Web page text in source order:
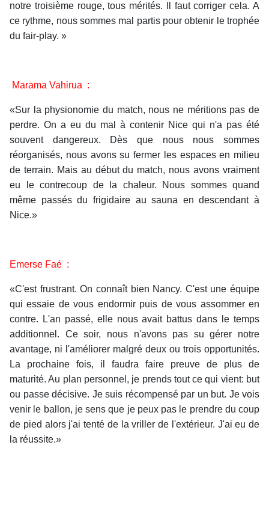
notre troisième rouge, tous mérités. Il faut corriger cela. A
ce rythme, nous sommes mal partis pour obtenir le trophée
du fair-play. »
Marama Vahirua :
«Sur la physionomie du match, nous ne méritions pas de
perdre. On a eu du mal à contenir Nice qui n'a pas été
souvent dangereux. Dès que nous nous sommes
réorganisés, nous avons su fermer les espaces en milieu
de terrain. Mais au début du match, nous avons vraiment
eu le contrecoup de la chaleur. Nous sommes quand
même passés du frigidaire au sauna en descendant à
Nice.»
Emerse Faé :
«C'est frustrant. On connaît bien Nancy. C'est une équipe
qui essaie de vous endormir puis de vous assommer en
contre. L'an passé, elle nous avait battus dans le temps
additionnel. Ce soir, nous n'avons pas su gérer notre
avantage, ni l'améliorer malgré deux ou trois opportunités.
La prochaine fois, il faudra faire preuve de plus de
maturité. Au plan personnel, je prends tout ce qui vient: but
ou passe décisive. Je suis récompensé par un but. Je vois
venir le ballon, je sens que je peux pas le prendre du coup
de pied alors j'ai tenté de la vriller de l'extérieur. J'ai eu de
la réussite.»